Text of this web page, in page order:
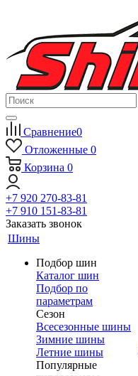
Сравнение0
Отложенные 0
Корзина 0
+7 920 270-83-81
+7 910 151-83-81
Заказать звонок
Шины
Подбор шин
Каталог шин
Подбор по
параметрам
Сезон
Всесезонные шины
Зимние шины
Летние шины
Популярные